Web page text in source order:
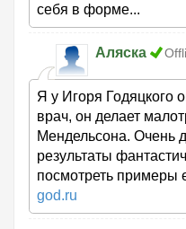
себя в форме...
Аляска
Я у Игоря Годяцкого
врач, он делает
Мендельсона. Очень
результаты
посмотреть примеры
god.ru